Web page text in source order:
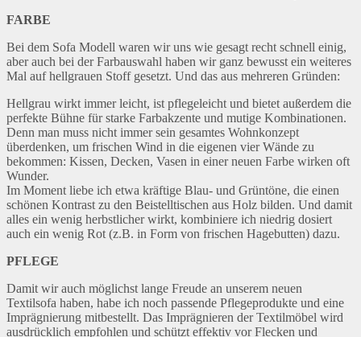
FARBE
Bei dem Sofa Modell waren wir uns wie gesagt recht schnell einig,
aber auch bei der Farbauswahl haben wir ganz bewusst ein weiteres
Mal auf hellgrauen Stoff gesetzt. Und das aus mehreren Gründen:
Hellgrau wirkt immer leicht, ist pflegeleicht und bietet außerdem die
perfekte Bühne für starke Farbakzente und mutige Kombinationen.
Denn man muss nicht immer sein gesamtes Wohnkonzept
überdenken, um frischen Wind in die eigenen vier Wände zu
bekommen: Kissen, Decken, Vasen in einer neuen Farbe wirken oft
Wunder.
Im Moment liebe ich etwa kräftige Blau- und Grüntöne, die einen
schönen Kontrast zu den Beistelltischen aus Holz bilden. Und damit
alles ein wenig herbstlicher wirkt, kombiniere ich niedrig dosiert
auch ein wenig Rot (z.B. in Form von frischen Hagebutten) dazu.
PFLEGE
Damit wir auch möglichst lange Freude an unserem neuen
Textilsofa haben, habe ich noch passende Pflegeprodukte und eine
Imprägnierung mitbestellt. Das Imprägnieren der Textilmöbel wird
ausdrücklich empfohlen und schützt effektiv vor Flecken und